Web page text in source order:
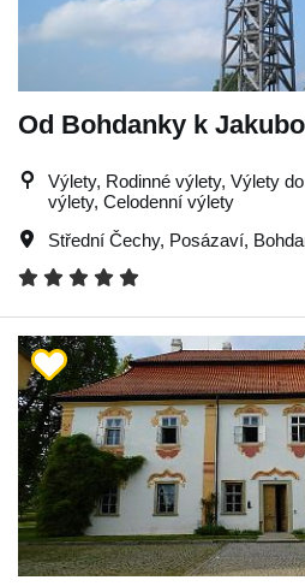
Od Bohdanky k
Výlety, Rodinné výlety, Výlety
výlety, Celodenní výlety
Střední Čechy, Posázaví,